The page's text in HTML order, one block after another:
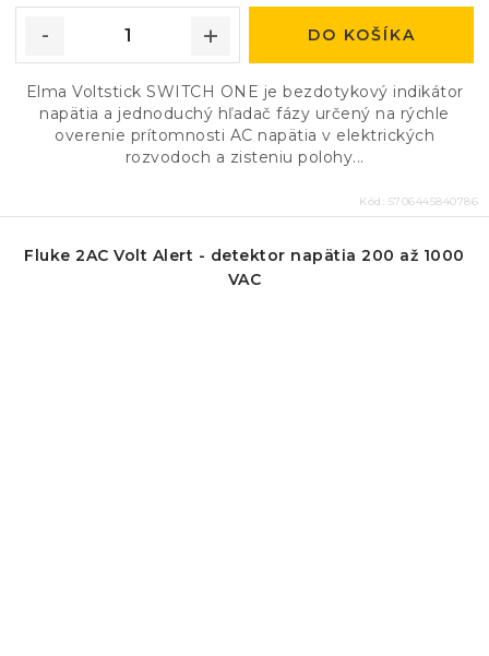
DO KOŠÍKA
Elma Voltstick SWITCH ONE je bezdotykový indikátor
napätia a jednoduchý hľadač fázy určený na rýchle
overenie prítomnosti AC napätia v elektrických
rozvodoch a zisteniu polohy...
Kód: 5706445840786
Fluke 2AC Volt Alert - detektor napätia 200 až 1000
VAC